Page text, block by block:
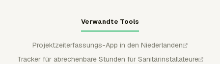
Verwandte Tools
Projektzeiterfassungs-App in den Niederlanden
Tracker für abrechenbare Stunden für Sanitärinstallateure